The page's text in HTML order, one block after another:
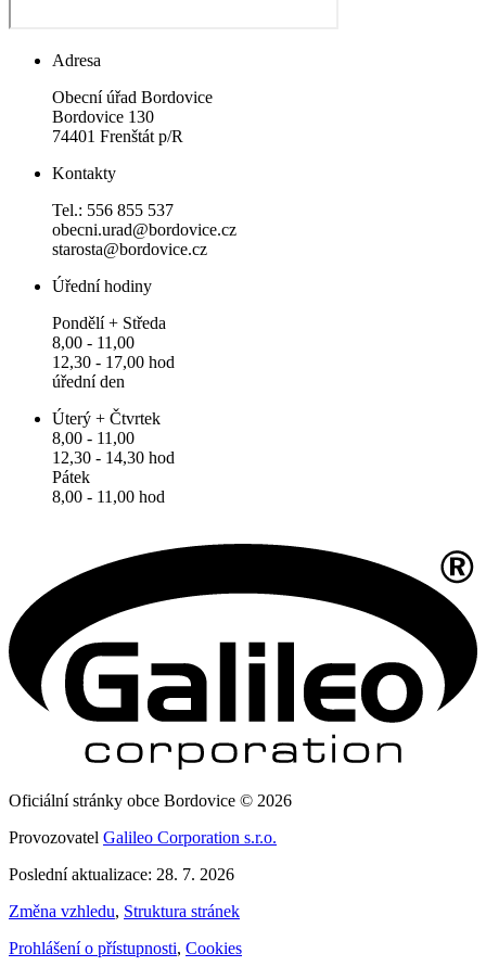
Adresa
Obecní úřad Bordovice
Bordovice 130
74401 Frenštát p/R
Kontakty
Tel.: 556 855 537
obecni.urad@bordovice.cz
starosta@bordovice.cz
Úřední hodiny
Pondělí + Středa
8,00 - 11,00
12,30 - 17,00 hod
úřední den
Úterý + Čtvrtek
8,00 - 11,00
12,30 - 14,30 hod
Pátek
8,00 - 11,00 hod
Oficiální stránky obce Bordovice © 2026
Provozovatel Galileo Corporation s.r.o.
Poslední aktualizace: 28. 7. 2026
Změna vzhledu, Struktura stránek
Prohlášení o přístupnosti, Cookies